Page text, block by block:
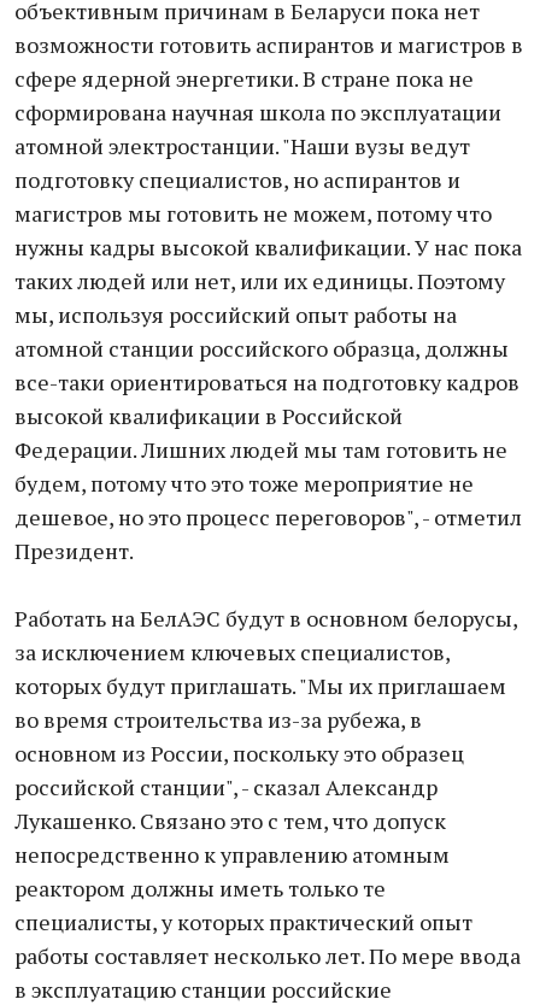
объективным причинам в Беларуси пока нет
возможности готовить аспирантов и магистров в
сфере ядерной энергетики. В стране пока не
сформирована научная школа по эксплуатации
атомной электростанции. "Наши вузы ведут
подготовку специалистов, но аспирантов и
магистров мы готовить не можем, потому что
нужны кадры высокой квалификации. У нас пока
таких людей или нет, или их единицы. Поэтому
мы, используя российский опыт работы на
атомной станции российского образца, должны
все-таки ориентироваться на подготовку кадров
высокой квалификации в Российской
Федерации. Лишних людей мы там готовить не
будем, потому что это тоже мероприятие не
дешевое, но это процесс переговоров", - отметил
Президент.
Работать на БелАЭС будут в основном белорусы,
за исключением ключевых специалистов,
которых будут приглашать. "Мы их приглашаем
во время строительства из-за рубежа, в
основном из России, поскольку это образец
российской станции", - сказал Александр
Лукашенко. Связано это с тем, что допуск
непосредственно к управлению атомным
реактором должны иметь только те
специалисты, у которых практический опыт
работы составляет несколько лет. По мере ввода
в эксплуатацию станции российские